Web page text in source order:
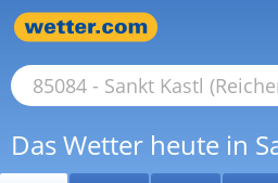
Das Wetter heute in